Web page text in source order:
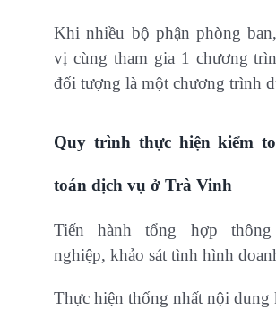
Khi nhiều bộ phận phòng
vị cùng tham gia 1 chương
đối tượng là một chương trình
Quy trình thực hiện kiểm
toán dịch vụ ở Trà Vinh
Tiến hành tổng hợp
nghiệp, khảo sát tình hình
Thực hiện thống nhất nội dung